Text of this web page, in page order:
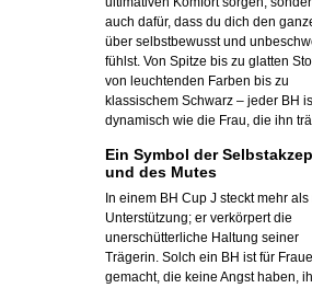
auch dafür, dass du dich den
über selbstbewusst und
fühlst. Von Spitze bis zu glatten
von leuchtenden Farben bis zu
klassischem Schwarz – jeder BH
dynamisch wie die Frau, die ihn
Ein Symbol der
und des Mutes
In einem BH Cup J steckt mehr als
Unterstützung; er verkörpert die
unerschütterliche Haltung seiner
Trägerin. Solch ein BH ist für
gemacht, die keine Angst haben,